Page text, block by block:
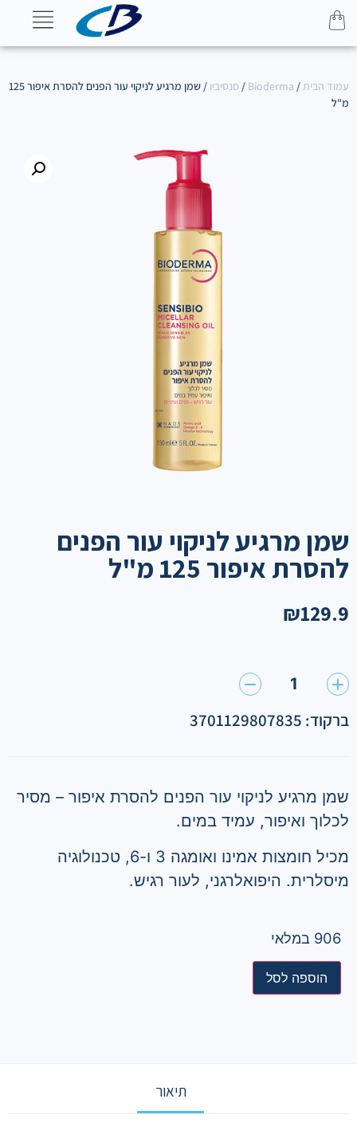
עמוד הבית/
Bioderma
/ סנסיביו
/ שמן מרגיע לניקוי עור הפנים להסרת איפור 125
מ"ל
שמן מרגיע לניקוי עור הפנים
להסרת איפור 125 מ"ל
₪129.9
1
ברקוד: 3701129807835
שמן מרגיע לניקוי עור הפנים להסרת איפור – מסיר
לכלוך ואיפור, עמיד במים.
מכיל חומצות אמינו ואומגה 3 ו-6, טכנולוגיה
מיסלרית. היפואלרגני, לעור רגיש.
906 במלאי
הוספה לסל
תיאור